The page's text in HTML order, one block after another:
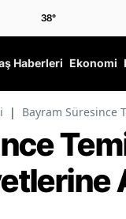
38°
Haberleri Ekonomi
| Bayram Süresince